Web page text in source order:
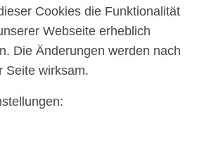
Cookies die Funktionalität
Webseite erheblich
Die Änderungen werden nach
Seite wirksam.